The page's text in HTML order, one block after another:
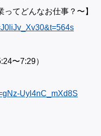
ってどんなお仕事？〜】
〜7:29）
Uyl4nC_mXd8S